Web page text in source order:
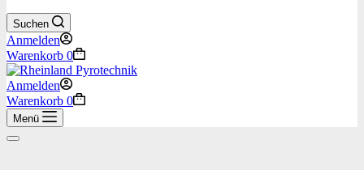
Suchen
Anmelden
Warenkorb 0
Anmelden
Warenkorb 0
Menü